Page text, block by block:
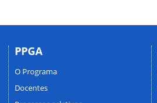
PPGA
O Programa
Docentes